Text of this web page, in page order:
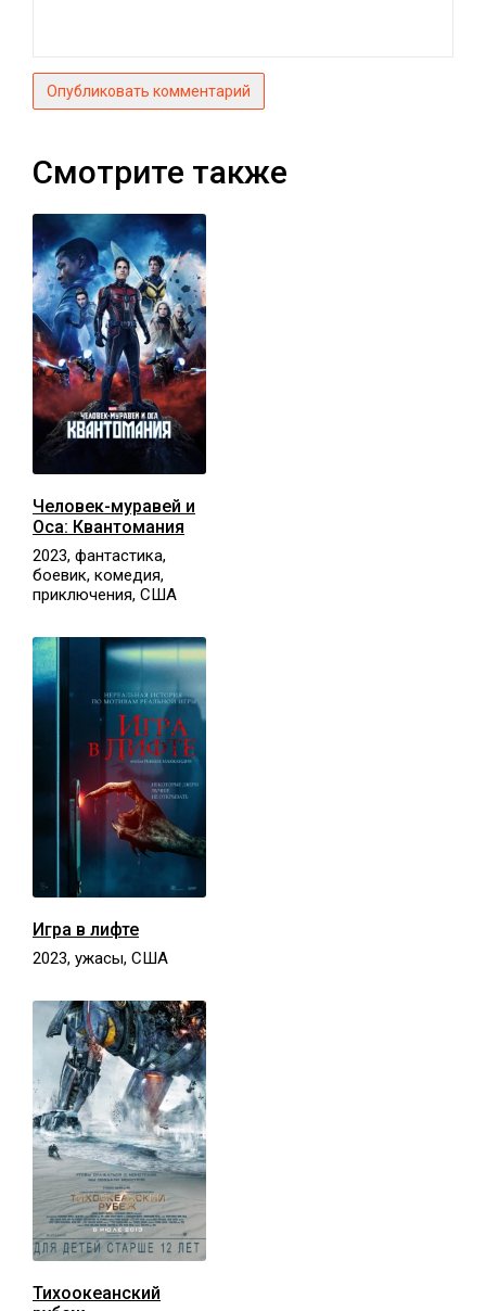
Опубликовать комментарий
Смотрите также
Человек-муравей и
Оса: Квантомания
2023, фантастика,
боевик, комедия,
приключения, США
Игра в лифте
2023, ужасы, США
Тихоокеанский